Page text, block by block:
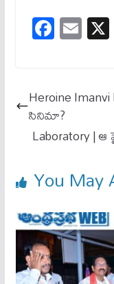
Fa
ce
ok
E
m
Heroine
సినిమా?
Laboratory |
You May